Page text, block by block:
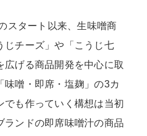
スタート以来、生味噌商
じチーズ」や「こうじ七
広げる商品開発を中心に取
味噌・即席・塩麹」の3カ
でも作っていく構想は当初
ランドの即席味噌汁の商品